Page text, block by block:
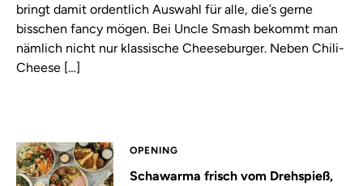
bringt damit ordentlich Auswahl für alle, die’s gerne
bisschen fancy mögen. Bei Uncle Smash bekommt man
nämlich nicht nur klassische Cheeseburger. Neben Chili-
Cheese […]
OPENING
Schawarma frisch vom Drehspieß,